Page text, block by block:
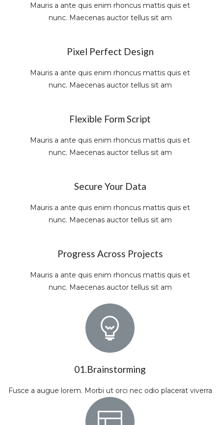
Mauris a ante quis enim rhoncus mattis quis et
nunc. Maecenas auctor tellus sit am
Pixel Perfect Design
Mauris a ante quis enim rhoncus mattis quis et
nunc. Maecenas auctor tellus sit am
Flexible Form Script
Mauris a ante quis enim rhoncus mattis quis et
nunc. Maecenas auctor tellus sit am
Secure Your Data
Mauris a ante quis enim rhoncus mattis quis et
nunc. Maecenas auctor tellus sit am
Progress Across Projects
Mauris a ante quis enim rhoncus mattis quis et
nunc. Maecenas auctor tellus sit am
01.Brainstorming
Fusce a augue lorem. Morbi ut orci nec odio placerat viverra